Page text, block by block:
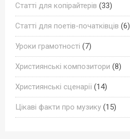
Статті для копірайтерів (33)
Статті для поетів-початківців (6)
Уроки грамотності (7)
Християнські композитори (8)
Християнські сценарії (14)
Цікаві факти про музику (15)